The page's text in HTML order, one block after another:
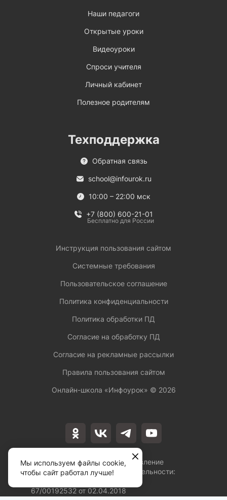
Лицензия на осуществление
образовательной деятельности:
67/00192532 от 02.04.2018
Наши педагоги
Открытые уроки
Видеоуроки
Спроси учителя
Личный кабинет
Полезное родителям
Техподдержка
Обратная связь
school@infourok.ru
10:00 – 22:00 мск
+7 (800) 600-21-01
Бесплатно для России
Инструкция пользования сайтом
Системные требования
Пользовательское соглашение
Политика конфиденциальности
Политика обработки ПД
Согласие на обработку ПД
Согласие на рекламные рассылки
Правила пользования сайтом
Онлайн-школа «Инфоурок» © 2026
Мы используем файлы cookie,
чтобы сайт работал лучше!